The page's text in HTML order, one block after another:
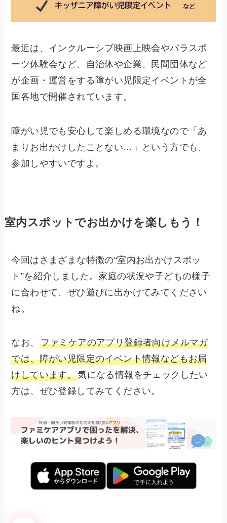
最近は、インクルーシブ映画上映会やパラスポ
ーツ体験会など、自治体や企業、民間団体など
が企画・運営をする障がい児限定イベントが全
国各地で開催されています。
障がい児でも安心して楽しめる環境なので「あ
まりお出かけしたことない…」という方でも、
参加しやすいですよ。
室内スポットでお出かけを楽しもう！
今回はさまざまな特徴の“室内お出かけスポッ
ト”を紹介しました。家庭の状況や子どもの様子
に合わせて、ぜひ遊びに出かけてみてください
ね。
なお、 ファミケアのアプリ登録者向けメルマガ
では、障がい児限定のイベント情報などもお届
けしています。気になる情報をチェックしたい
方は、ぜひ登録してみてください。